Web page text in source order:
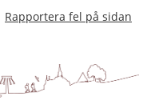
Rapportera fel på sidan